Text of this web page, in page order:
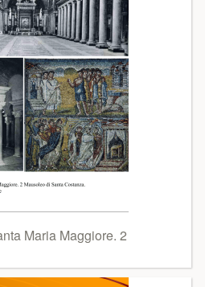
Maria Maggiore. 2